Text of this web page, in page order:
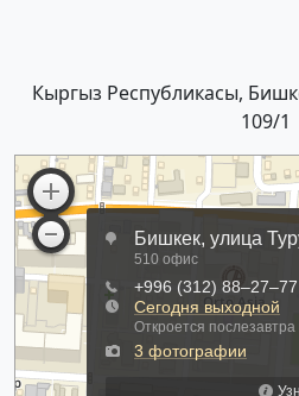
Кыргыз Республикасы,
109/1